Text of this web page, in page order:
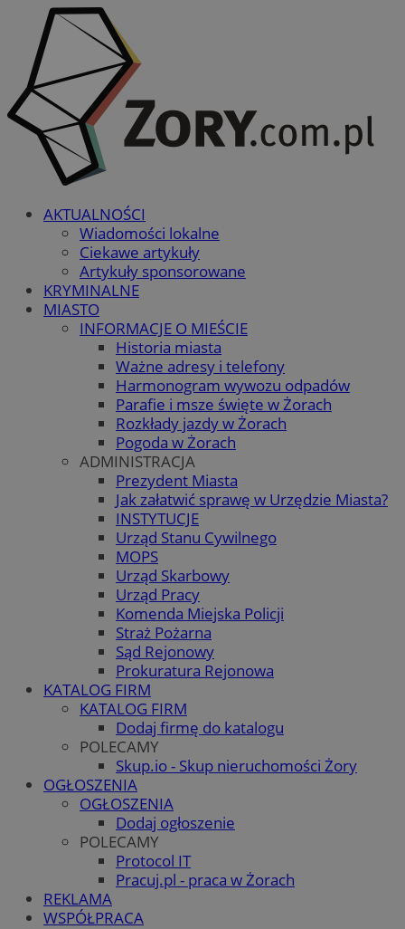
AKTUALNOŚCI
Wiadomości lokalne
Ciekawe artykuły
Artykuły sponsorowane
KRYMINALNE
MIASTO
INFORMACJE O MIEŚCIE
Historia miasta
Ważne adresy i telefony
Harmonogram wywozu odpadów
Parafie i msze święte w Żorach
Rozkłady jazdy w Żorach
Pogoda w Żorach
ADMINISTRACJA
Prezydent Miasta
Jak załatwić sprawę w Urzędzie Miasta?
INSTYTUCJE
Urząd Stanu Cywilnego
MOPS
Urząd Skarbowy
Urząd Pracy
Komenda Miejska Policji
Straż Pożarna
Sąd Rejonowy
Prokuratura Rejonowa
KATALOG FIRM
KATALOG FIRM
Dodaj firmę do katalogu
POLECAMY
Skup.io - Skup nieruchomości Żory
OGŁOSZENIA
OGŁOSZENIA
Dodaj ogłoszenie
POLECAMY
Protocol IT
Pracuj.pl - praca w Żorach
REKLAMA
WSPÓŁPRACA